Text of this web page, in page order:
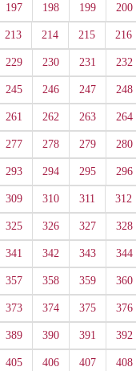
197 198 199 200
213 214 215 216
229 230 231 232
245 246 247 248
261 262 263 264
277 278 279 280
293 294 295 296
309 310 311 312
325 326 327 328
341 342 343 344
357 358 359 360
373 374 375 376
389 390 391 392
405 406 407 408